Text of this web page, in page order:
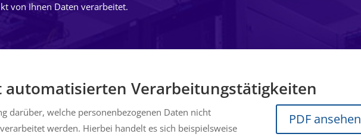
von Ihnen Daten verarbeitet.
automatisierten Verarbeitungstätigkeiten
darüber, welche personenbezogenen Daten nicht
werden. Hierbei handelt es sich beispielsweise
PDF ansehen